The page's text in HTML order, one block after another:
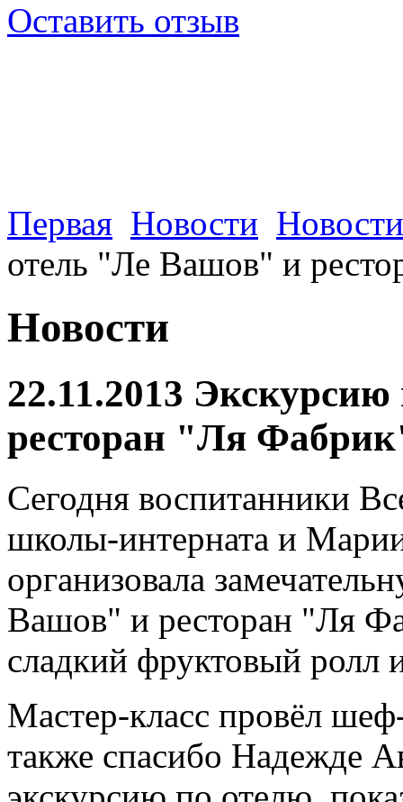
Оставить отзыв
Первая Новости
отель "Ле Вашов" и
Новости
22.11.2013
ресторан "Ля
Сегодня воспитанники
школы-интерната и
организовала
Вашов" и ресторан "Ля
сладкий фруктовый ролл
Мастер-класс провёл
также спасибо Надежде